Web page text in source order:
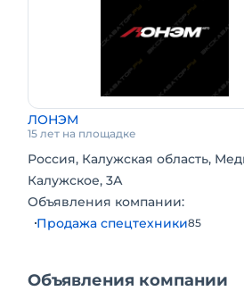
ЛОНЭМ
15 лет на площадке
Россия, Калужская область,
Калужское, 3А
Объявления компании:
Продажа спецтехники85
Объявления компании